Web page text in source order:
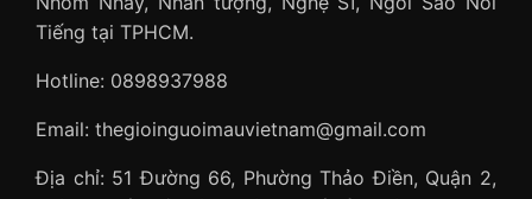
Tiếng tại TPHCM.
Hotline: 0898937988
Email: thegioinguoimauvietnam@gmail.com
Địa chỉ: 51 Đường 66, Phường Thảo Điền, Quận 2,